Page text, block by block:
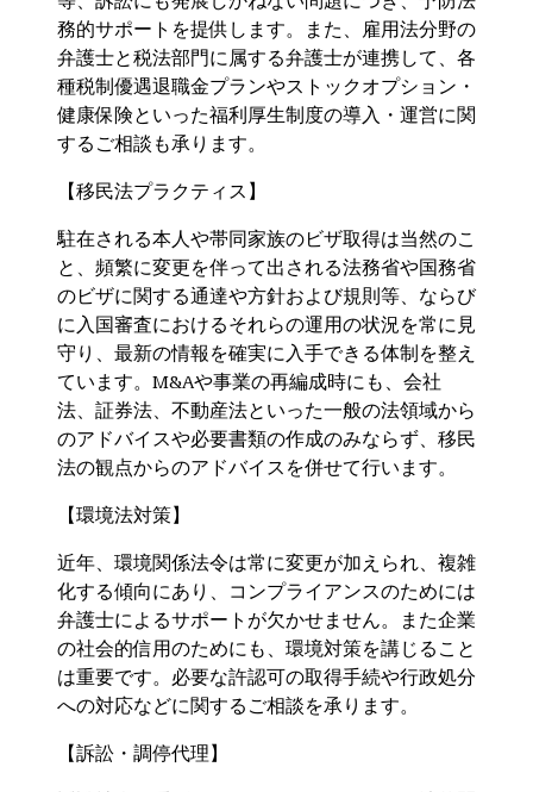
務的サポートを提供します。また、雇用法分野の
弁護士と税法部門に属する弁護士が連携して、各
種税制優遇退職金プランやストックオプション・
健康保険といった福利厚生制度の導入・運営に関
するご相談も承ります。
【移民法プラクティス】
駐在される本人や帯同家族のビザ取得は当然のこ
と、頻繁に変更を伴って出される法務省や国務省
のビザに関する通達や方針および規則等、ならび
に入国審査におけるそれらの運用の状況を常に見
守り、最新の情報を確実に入手できる体制を整え
ています。M&Aや事業の再編成時にも、会社
法、証券法、不動産法といった一般の法領域から
のアドバイスや必要書類の作成のみならず、移民
法の観点からのアドバイスを併せて行います。
【環境法対策】
近年、環境関係法令は常に変更が加えられ、複雑
化する傾向にあり、コンプライアンスのためには
弁護士によるサポートが欠かせません。また企業
の社会的信用のためにも、環境対策を講じること
は重要です。必要な許認可の取得手続や行政処分
への対応などに関するご相談を承ります。
【訴訟・調停代理】